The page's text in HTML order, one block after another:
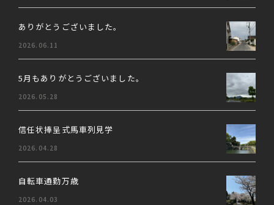
ありがとうございました。
2026.06.11
5月もありがとうございました。
2026.05.28
信任状捧呈式馬車列見学
2026.04.28
自転車通勤万歳
2026.04.03